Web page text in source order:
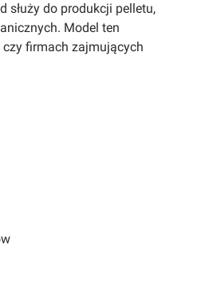
służy do produkcji pelletu,
Model ten
firmach zajmujących